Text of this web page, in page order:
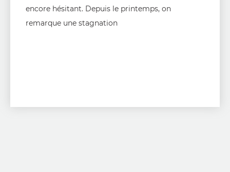
encore hésitant. Depuis le printemps, on
remarque une stagnation